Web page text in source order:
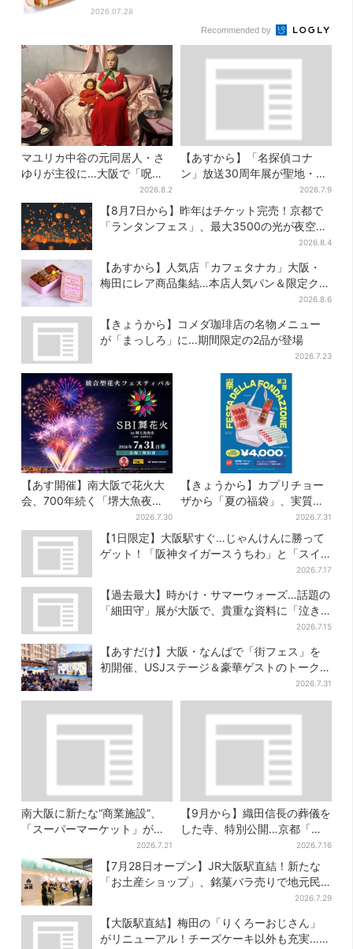
2026.07.28
Recommended by
マユリカ中谷の元同居人・さ
ゆりが主役に…大阪で「呪物
展」開催、コンセプトは“呪物
たちのお茶会”
2026.8.2
【あすから】「名探偵コナ
ン」放送30周年展が聖地・大
阪で、貴重な資料＆歴代の名
台詞シーンも
2026.7.9
【8月7日から】昨年はチケット完売！京都で
「ランタンフェス」、最大3500の光が夜空
2026.8.4
【あすから】人気店「カフェタナカ」大阪・
梅田にレア商品集結…本店人気パン＆限定クッ
2026.8.6
【きょうから】コメダ珈琲店の名物メニュー
が「まっしろ」に…期間限定の2品が登場
2026.7.23
【あす開催】南大阪で花火大
会、700年続く「堺大魚夜
市」のフィナーレ飾る…有料
エリア外は観覧制限も
2026.7.30
【きょうから】カプリチョー
ザから「夏の福袋」、実質無
料…？値段以上の食事券＆限
定アイテム付き
2026.7.31
【1日限定】大阪駅すぐ…じゃんけんに勝って
ゲット！「阪神タイガースうちわ」と「スイ
2026.7.17
【過去最大】時かけ・サマーウォーズ…話題の
「細田守」展が大阪で、貴重な資料に「泣き
2026.7.15
【あすだけ】大阪・なんばで「街フェス」を
初開催、USJステージ＆豪華ゲストのトークシ
2026.7.31
南大阪に新たな“商業施設”、
「スーパーマーケット」が先
行オープン！駅直結＆21時ま
で営業
2026.7.21
【9月から】織田信長の葬儀を
した寺、特別公開…京都「大
徳寺」3年ぶりの“レア寺院”も
2026.7.16
【7月28日オープン】JR大阪駅直結！新たな
「お土産ショップ」、銘菓バラ売りで地元民
2026.7.29
【大阪駅直結】梅田の「りくろーおじさん」
がリニューアル！チーズケーキ以外も充実…並